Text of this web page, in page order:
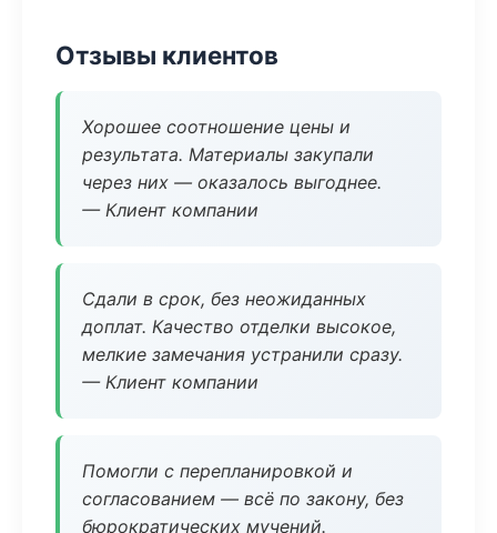
Отзывы клиентов
Хорошее соотношение цены и
результата. Материалы закупали
через них — оказалось выгоднее.
— Клиент компании
Сдали в срок, без неожиданных
доплат. Качество отделки высокое,
мелкие замечания устранили сразу.
— Клиент компании
Помогли с перепланировкой и
согласованием — всё по закону, без
бюрократических мучений.